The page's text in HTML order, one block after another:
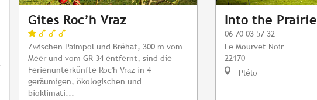
Gites Roc’h Vraz
Zwischen Paimpol und Bréhat, 300 m vom
Meer und vom GR 34 entfernt, sind die
Ferienunterkünfte Roc'h Vraz in 4
geräumigen, ökologischen und
bioklimati...
Into the Prairie
06 70 03 57 32
Le Mourvet Noir
22170
Plélo